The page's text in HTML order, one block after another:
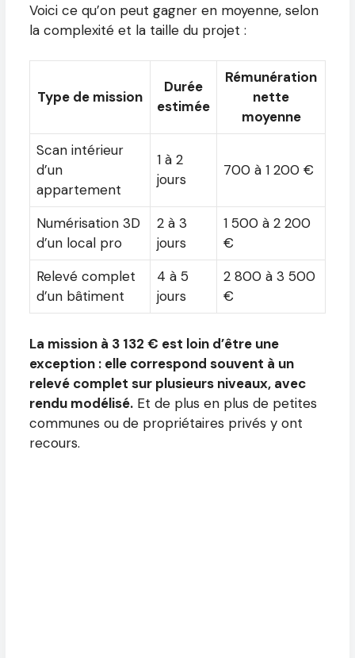
Voici ce qu’on peut gagner en moyenne, selon
la complexité et la taille du projet :
Type de mission
Durée
estimée
Rémunération
nette
moyenne
Scan intérieur
d’un
appartement
1 à 2
jours
700 à 1 200 €
Numérisation 3D
d’un local pro
2 à 3
jours
1 500 à 2 200
€
Relevé complet
d’un bâtiment
4 à 5
jours
2 800 à 3 500
€
La mission à 3 132 € est loin d’être une
exception : elle correspond souvent à un
relevé complet sur plusieurs niveaux, avec
rendu modélisé. Et de plus en plus de petites
communes ou de propriétaires privés y ont
recours.